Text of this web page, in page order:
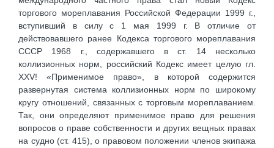
торгового мореплавания Российской Федерации 1999 г.,
вступивший в силу с 1 мая 1999 г. В отличие от
действовавшего ранее Кодекса торгового мореплавания
СССР 1968 г., содержавшего в ст. 14 несколько
коллизионных норм, российский Кодекс имеет целую гл.
XXV! «Применимое право», в которой содержится
развернутая система коллизионных норм по широкому
кругу отношений, связанных с торговым мореплаванием.
Так, они определяют применимое право для решения
вопросов о праве собственности и других вещных правах
на судно (ст. 415), о правовом положении членов экипажа